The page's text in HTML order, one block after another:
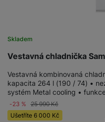
Vestavná chladnička
Skladem
Vestavná kombinovaná
kapacita 264 l (190 / 74) •
systém Metal cooling •
-23 % 25 990Kč
Ušetříte 6 000 Kč